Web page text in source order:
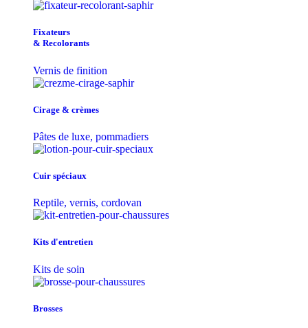
Fixateurs
& Recolorants
Vernis de finition
Cirage & crèmes
Pâtes de luxe, pommadiers
Cuir spéciaux
Reptile, vernis, cordovan
Kits d'entretien
Kits de soin
Brosses